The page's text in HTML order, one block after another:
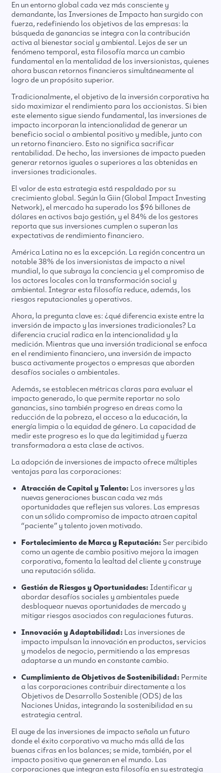
En un entorno global cada vez más consciente y
demandante, las Inversiones de Impacto han surgido con
fuerza, redefiniendo los objetivos de las empresas: la
búsqueda de ganancias se integra con la contribución
activa al bienestar social y ambiental. Lejos de ser un
fenómeno temporal, esta filosofía marca un cambio
fundamental en la mentalidad de los inversionistas, quienes
ahora buscan retornos financieros simultáneamente al
logro de un propósito superior.
Tradicionalmente, el objetivo de la inversión corporativa ha
sido maximizar el rendimiento para los accionistas. Si bien
este elemento sigue siendo fundamental, las inversiones de
impacto incorporan la intencionalidad de generar un
beneficio social o ambiental positivo y medible, junto con
un retorno financiero. Esto no significa sacrificar
rentabilidad. De hecho, las inversiones de impacto pueden
generar retornos iguales o superiores a las obtenidas en
inversiones tradicionales.
El valor de esta estrategia está respaldado por su
crecimiento global. Según la Giin (Global Impact Investing
Network), el mercado ha superado los $96 billones de
dólares en activos bajo gestión, y el 84% de los gestores
reporta que sus inversiones cumplen o superan las
expectativas de rendimiento financiero.
América Latina no es la excepción. La región concentra un
notable 38% de los inversionistas de impacto a nivel
mundial, lo que subraya la conciencia y el compromiso de
los actores locales con la transformación social y
ambiental. Integrar esta filosofía reduce, además, los
riesgos reputacionales y operativos.
Ahora, la pregunta clave es: ¿qué diferencia existe entre la
inversión de impacto y las inversiones tradicionales? La
diferencia crucial radica en la intencionalidad y la
medición. Mientras que una inversión tradicional se enfoca
en el rendimiento financiero, una inversión de impacto
busca activamente proyectos o empresas que aborden
desafíos sociales o ambientales.
Además, se establecen métricas claras para evaluar el
impacto generado, lo que permite reportar no solo
ganancias, sino también progreso en áreas como la
reducción de la pobreza, el acceso a la educación, la
energía limpia o la equidad de género. La capacidad de
medir este progreso es lo que da legitimidad y fuerza
transformadora a esta clase de activos.
La adopción de inversiones de impacto ofrece múltiples
ventajas para las corporaciones:
Atracción de Capital y Talento: Los inversores y las
nuevas generaciones buscan cada vez más
oportunidades que reflejen sus valores. Las empresas
con un sólido compromiso de impacto atraen capital
“paciente” y talento joven motivado.
Fortalecimiento de Marca y Reputación: Ser percibido
como un agente de cambio positivo mejora la imagen
corporativa, fomenta la lealtad del cliente y construye
una reputación sólida.
Gestión de Riesgos y Oportunidades: Identificar y
abordar desafíos sociales y ambientales puede
desbloquear nuevas oportunidades de mercado y
mitigar riesgos asociados con regulaciones futuras.
Innovación y Adaptabilidad: Las inversiones de
impacto impulsan la innovación en productos, servicios
y modelos de negocio, permitiendo a las empresas
adaptarse a un mundo en constante cambio.
Cumplimiento de Objetivos de Sostenibilidad: Permite
a las corporaciones contribuir directamente a los
Objetivos de Desarrollo Sostenible (ODS) de las
Naciones Unidas, integrando la sostenibilidad en su
estrategia central.
El auge de las inversiones de impacto señala un futuro
donde el éxito corporativo va mucho más allá de las
buenas cifras en los balances; se mide, también, por el
impacto positivo que generan en el mundo. Las
corporaciones que integran esta filosofía en su estrategia